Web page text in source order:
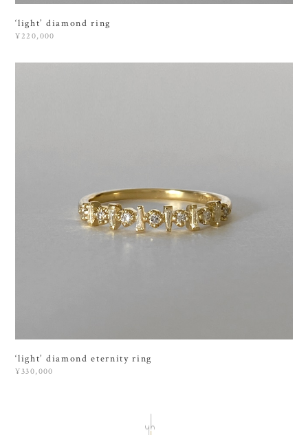
‘light’ diamond ring
¥220,000
‘light’ diamond eternity ring
¥330,000